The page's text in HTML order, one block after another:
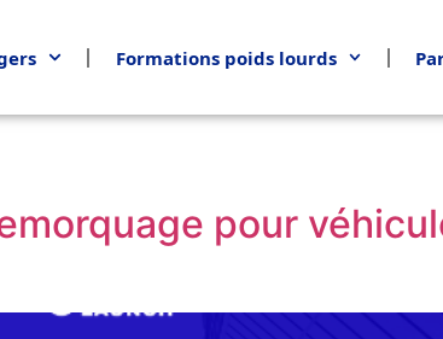
Formations poids lourds
pour